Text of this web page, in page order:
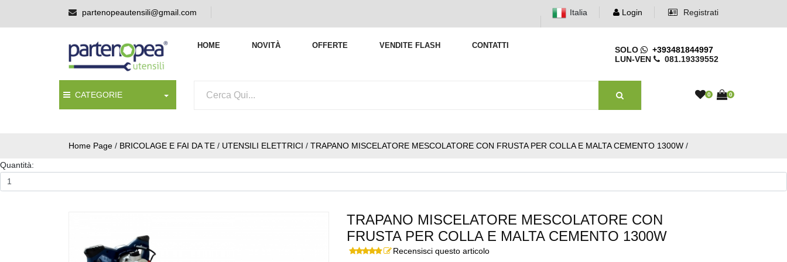
partenopeautensili@gmail.com Italia Login Registrati
HOME NOVITÀ OFFERTE VENDITE FLASH CONTATTI SOLO
+393481844997
LUN-VEN
081.19339552
CATEGORIE 0 0
Home Page / BRICOLAGE E FAI DA TE / UTENSILI ELETTRICI / TRAPANO MISCELATORE MESCOLATORE CON FRUSTA PER COLLA E MALTA CEMENTO 1300W /
Quantità:
TRAPANO MISCELATORE MESCOLATORE CON
FRUSTA PER COLLA E MALTA CEMENTO 1300W
Recensisci questo articolo